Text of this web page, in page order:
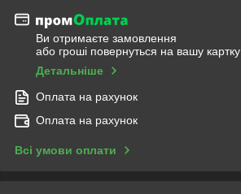
Ви отримаєте замовлення
або гроші повернуться на вашу картку
Детальніше
Оплата на рахунок
Оплата на рахунок
Всі умови оплати